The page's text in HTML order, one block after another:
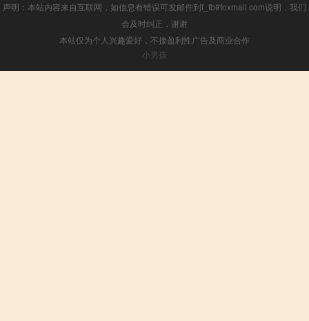
声明：本站内容来自互联网，如信息有错误可发邮件到f_fb#foxmail.com说明，我们
会及时纠正，谢谢
本站仅为个人兴趣爱好，不接盈利性广告及商业合作
小男孩